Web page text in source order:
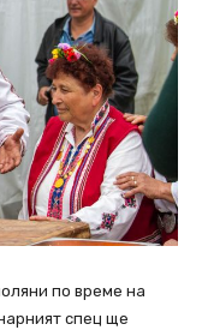
по време на
спец ще